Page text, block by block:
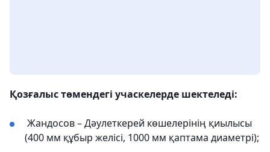
Қозғалыс төмендегі учаскелерде шектеледі:
Жандосов – Дәулеткерей көшелерінің қиылысы
(400 мм құбыр желісі, 1000 мм қаптама диаметрі);